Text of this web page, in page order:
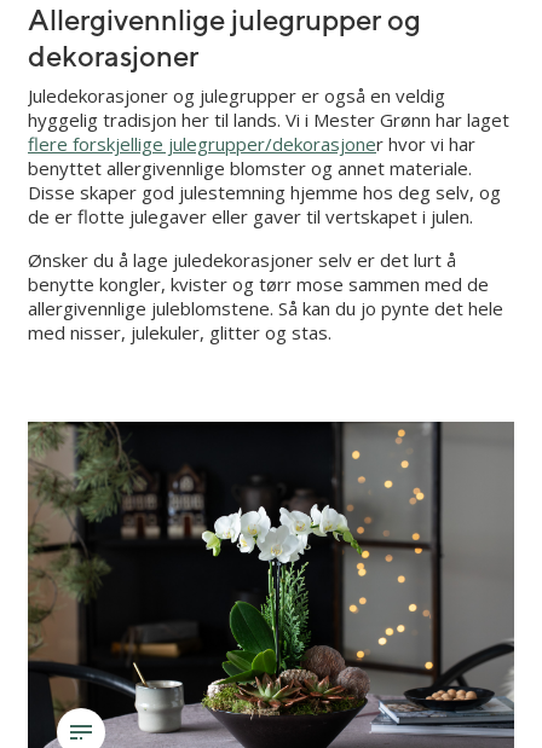
Allergivennlige julegrupper og
dekorasjoner
Juledekorasjoner og julegrupper er også en veldig
hyggelig tradisjon her til lands. Vi i Mester Grønn har laget
flere forskjellige julegrupper/dekorasjoner hvor vi har
benyttet allergivennlige blomster og annet materiale.
Disse skaper god julestemning hjemme hos deg selv, og
de er flotte julegaver eller gaver til vertskapet i julen.
Ønsker du å lage juledekorasjoner selv er det lurt å
benytte kongler, kvister og tørr mose sammen med de
allergivennlige juleblomstene. Så kan du jo pynte det hele
med nisser, julekuler, glitter og stas.